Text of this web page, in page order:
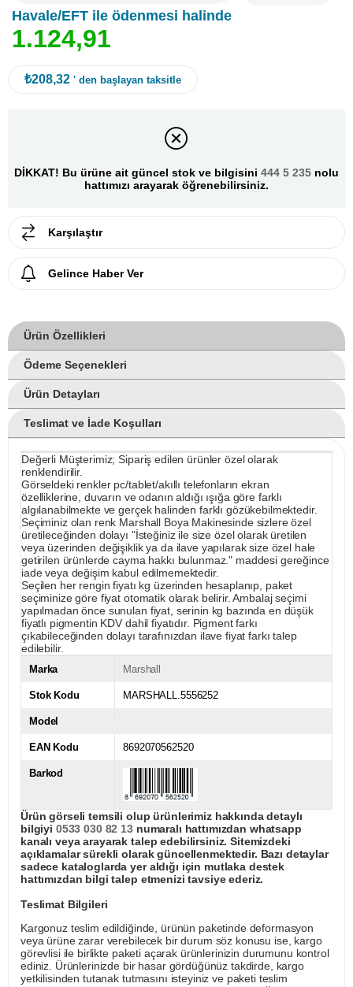
Havale/EFT ile ödenmesi halinde
1.124,91
₺208,32 ' den başlayan taksitle
DİKKAT! Bu ürüne ait güncel stok ve bilgisini 444 5 235 nolu
hattımızı arayarak öğrenebilirsiniz.
Karşılaştır
Gelince Haber Ver
Ürün Özellikleri
Ödeme Seçenekleri
Ürün Detayları
Teslimat ve İade Koşulları
Değerli Müşterimiz; Sipariş edilen ürünler özel olarak
renklendirilir.
Görseldeki renkler pc/tablet/akıllı telefonların ekran
özelliklerine, duvarın ve odanın aldığı ışığa göre farklı
algılanabilmekte ve gerçek halinden farklı gözükebilmektedir.
Seçiminiz olan renk Marshall Boya Makinesinde sizlere özel
üretileceğinden dolayı "İsteğiniz ile size özel olarak üretilen
veya üzerinden değişiklik ya da ilave yapılarak size özel hale
getirilen ürünlerde cayma hakkı bulunmaz." maddesi gereğince
iade veya değişim kabul edilmemektedir.
Seçilen her rengin fiyatı kg üzerinden hesaplanıp, paket
seçiminize göre fiyat otomatik olarak belirir. Ambalaj seçimi
yapılmadan önce sunulan fiyat, serinin kg bazında en düşük
fiyatlı pigmentin KDV dahil fiyatıdır. Pigment farkı
çıkabileceğinden dolayı tarafınızdan ilave fiyat farkı talep
edilebilir.
Marka Marshall
Stok Kodu MARSHALL.5556252
Model
EAN Kodu 8692070562520
Barkod
Ürün görseli temsili olup ürünlerimiz hakkında detaylı
bilgiyi 0533 030 82 13numaralı hattımızdan whatsapp
kanalı veya arayarak talep edebilirsiniz. Sitemizdeki
açıklamalar sürekli olarak güncellenmektedir. Bazı detaylar
sadece kataloglarda yer aldığı için mutlaka destek
hattımızdan bilgi talep etmenizi tavsiye ederiz.
Teslimat Bilgileri
Kargonuz teslim edildiğinde, ürünün paketinde deformasyon
veya ürüne zarar verebilecek bir durum söz konusu ise, kargo
görevlisi ile birlikte paketi açarak ürünlerinizin durumunu kontrol
ediniz. Ürünlerinizde bir hasar gördüğünüz takdirde, kargo
yetkilisinden tutanak tutmasını isteyiniz ve paketi teslim